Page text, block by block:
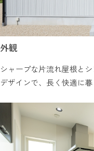
外観
シャープな片流れ屋根と
デザインで、長く快適に暮